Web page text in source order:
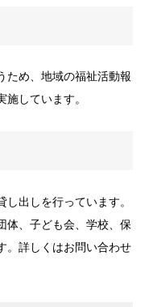
ため、地域の福祉活動報
しています。
出しを行っています。
体、子ども会、学校、保
。詳しくはお問い合わせ